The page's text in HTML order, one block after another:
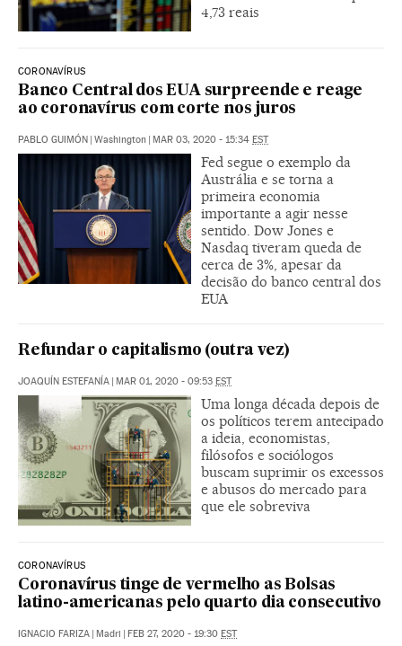
4,73 reais
CORONAVÍRUS
Banco Central dos EUA surpreende e reage
ao coronavírus com corte nos juros
PABLO GUIMÓN | Washington | MAR 03, 2020 - 15:34 EST
Fed segue o exemplo da
Austrália e se torna a
primeira economia
importante a agir nesse
sentido. Dow Jones e
Nasdaq tiveram queda de
cerca de 3%, apesar da
decisão do banco central dos
EUA
Refundar o capitalismo (outra vez)
JOAQUÍN ESTEFANÍA | MAR 01, 2020 - 09:53 EST
Uma longa década depois de
os políticos terem antecipado
a ideia, economistas,
filósofos e sociólogos
buscam suprimir os excessos
e abusos do mercado para
que ele sobreviva
CORONAVÍRUS
Coronavírus tinge de vermelho as Bolsas
latino-americanas pelo quarto dia consecutivo
IGNACIO FARIZA | Madri | FEB 27, 2020 - 19:30 EST